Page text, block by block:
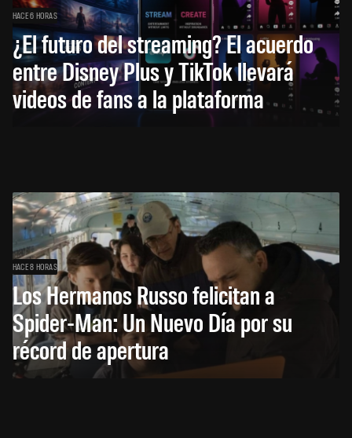
HACE 6 HORAS
¿El futuro del streaming? El acuerdo
entre Disney Plus y TikTok llevará
videos de fans a la plataforma
HACE 8 HORAS
Los Hermanos Russo felicitan a
Spider-Man: Un Nuevo Día por su
récord de apertura